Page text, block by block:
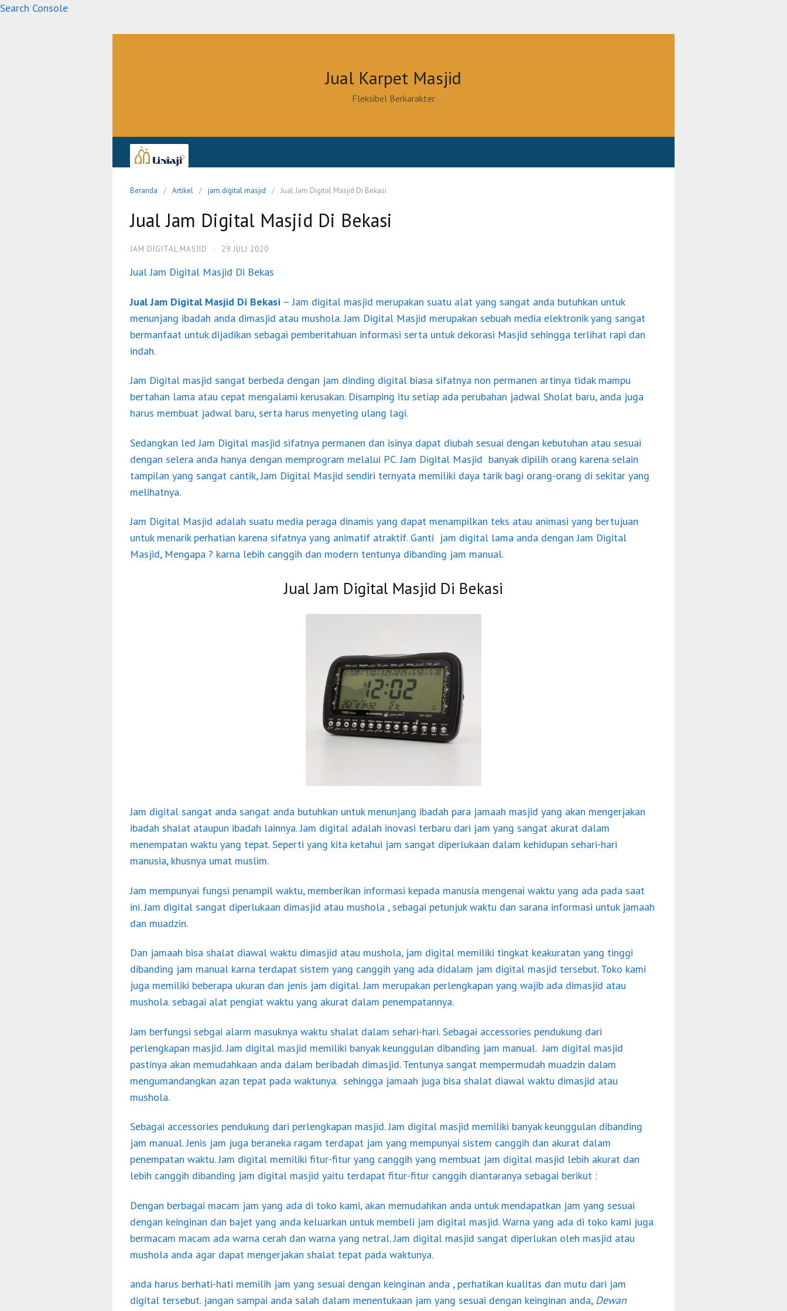
Search ConsoleLangsung
Jual Karpet Masjid
Fleksibel Berkarakter
Beranda Artikel jam digital masjid Jual Jam Digital Masjid Di Bekasi
Jual Jam Digital Masjid Di Bekasi
JAM DIGITAL MASJID · 29 JULI 2020
Jual Jam Digital Masjid Di Bekas
Jual Jam Digital Masjid Di Bekasi – Jam digital masjid merupakan suatu alat yang sangat anda butuhkan untuk
menunjang ibadah anda dimasjid atau mushola. Jam Digital Masjid merupakan sebuah media elektronik yang sangat
bermanfaat untuk dijadikan sebagai pemberitahuan informasi serta untuk dekorasi Masjid sehingga terlihat rapi dan
indah.
Jam Digital masjid sangat berbeda dengan jam dinding digital biasa sifatnya non permanen artinya tidak mampu
bertahan lama atau cepat mengalami kerusakan. Disamping itu setiap ada perubahan jadwal Sholat baru, anda juga
harus membuat jadwal baru, serta harus menyeting ulang lagi.
Sedangkan led Jam Digital masjid sifatnya permanen dan isinya dapat diubah sesuai dengan kebutuhan atau sesuai
dengan selera anda hanya dengan memprogram melalui PC. Jam Digital Masjid banyak dipilih orang karena selain
tampilan yang sangat cantik, Jam Digital Masjid sendiri ternyata memiliki daya tarik bagi orang-orang di sekitar yang
melihatnya.
Jam Digital Masjid adalah suatu media peraga dinamis yang dapat menampilkan teks atau animasi yang bertujuan
untuk menarik perhatian karena sifatnya yang animatif atraktif. Ganti jam digital lama anda dengan Jam Digital
Masjid, Mengapa ? karna lebih canggih dan modern tentunya dibanding jam manual.
Jual Jam Digital Masjid Di Bekasi
Jam digital sangat anda sangat anda butuhkan untuk menunjang ibadah para jamaah masjid yang akan mengerjakan
ibadah shalat ataupun ibadah lainnya. Jam digital adalah inovasi terbaru dari jam yang sangat akurat dalam
menempatan waktu yang tepat. Seperti yang kita ketahui jam sangat diperlukaan dalam kehidupan sehari-hari
manusia, khusnya umat muslim.
Jam mempunyai fungsi penampil waktu, memberikan informasi kepada manusia mengenai waktu yang ada pada saat
ini. Jam digital sangat diperlukaan dimasjid atau mushola , sebagai petunjuk waktu dan sarana informasi untuk jamaah
dan muadzin.
Dan jamaah bisa shalat diawal waktu dimasjid atau mushola, jam digital memiliki tingkat keakuratan yang tinggi
dibanding jam manual karna terdapat sistem yang canggih yang ada didalam jam digital masjid tersebut. Toko kami
juga memiliki beberapa ukuran dan jenis jam digital. Jam merupakan perlengkapan yang wajib ada dimasjid atau
mushola. sebagai alat pengiat waktu yang akurat dalam penempatannya.
Jam berfungsi sebgai alarm masuknya waktu shalat dalam sehari-hari. Sebagai accessories pendukung dari
perlengkapan masjid. Jam digital masjid memiliki banyak keunggulan dibanding jam manual. Jam digital masjid
pastinya akan memudahkaan anda dalam beribadah dimasjid. Tentunya sangat mempermudah muadzin dalam
mengumandangkan azan tepat pada waktunya. sehingga jamaah juga bisa shalat diawal waktu dimasjid atau
mushola.
Sebagai accessories pendukung dari perlengkapan masjid. Jam digital masjid memiliki banyak keunggulan dibanding
jam manual. Jenis jam juga beraneka ragam terdapat jam yang mempunyai sistem canggih dan akurat dalam
penempatan waktu. Jam digital memiliki fitur-fitur yang canggih yang membuat jam digital masjid lebih akurat dan
lebih canggih dibanding jam digital masjid yaitu terdapat fitur-fitur canggih diantaranya sebagai berikut :
Dengan berbagai macam jam yang ada di toko kami, akan memudahkan anda untuk mendapatkan jam yang sesuai
dengan keinginan dan bajet yang anda keluarkan untuk membeli jam digital masjid. Warna yang ada di toko kami juga
bermacam macam ada warna cerah dan warna yang netral. Jam digital masjid sangat diperlukan oleh masjid atau
mushola anda agar dapat mengerjakan shalat tepat pada waktunya.
anda harus berhati-hati memilih jam yang sesuai dengan keinginan anda , perhatikan kualitas dan mutu dari jam
digital tersebut. jangan sampai anda salah dalam menentukaan jam yang sesuai dengan keinginan anda, Dewan